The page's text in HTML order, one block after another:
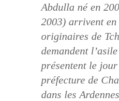
Abdulla né en
2003) arrivent
originaires de
demandent
présentent le
préfecture de
dans les